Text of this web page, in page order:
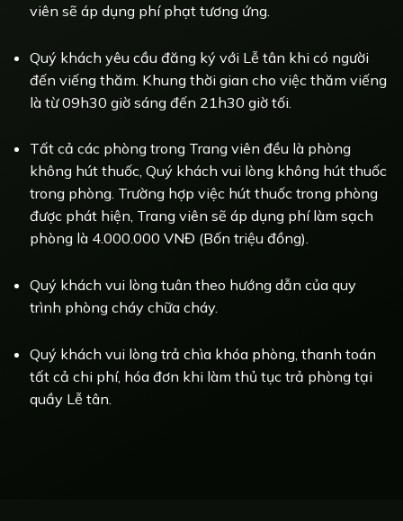
viên sẽ áp dụng phí phạt tương ứng.
Quý khách yêu cầu đăng ký với Lễ tân khi có người
đến viếng thăm. Khung thời gian cho việc thăm viếng
là từ 09h30 giờ sáng đến 21h30 giờ tối.
Tất cả các phòng trong Trang viên đều là phòng
không hút thuốc, Quý khách vui lòng không hút thuốc
trong phòng. Trường hợp việc hút thuốc trong phòng
được phát hiện, Trang viên sẽ áp dụng phí làm sạch
phòng là 4.000.000 VNĐ (Bốn triệu đồng).
Quý khách vui lòng tuân theo hướng dẫn của quy
trình phòng cháy chữa cháy.
Quý khách vui lòng trả chìa khóa phòng, thanh toán
tất cả chi phí, hóa đơn khi làm thủ tục trả phòng tại
quầy Lễ tân.